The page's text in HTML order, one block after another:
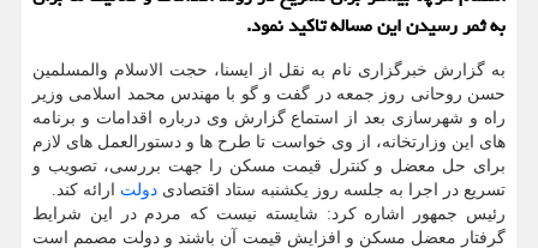
به ثمر رسیدن این مساله تاكید نمود.
به گزارش خبرگزاری نام به نقل از ایسنا، حجت الاسلام والمسلمین
حسن روحانی روز جمعه در گفت و گو با مهندس محمد اسلامی وزیر
راه و شهرسازی بعد از استماع گزارش وی درباره اقدامات و برنامه
های این وزارتخانه، از وی خواست تا طرح ها و دستورالعمل های لازم
برای حل معضل و کنترل قیمت مسکن را جهت بررسی، تصویب و
تسریع در اجرا به جلسه روز یکشنبه ستاد اقتصادی دولت ارائه کند.
رئیس جمهور اشاره کرد: شایسته نیست که مردم در این شرایط
گرفتار معضل مسکن و افزایش قیمت آن باشند و دولت مصمم است